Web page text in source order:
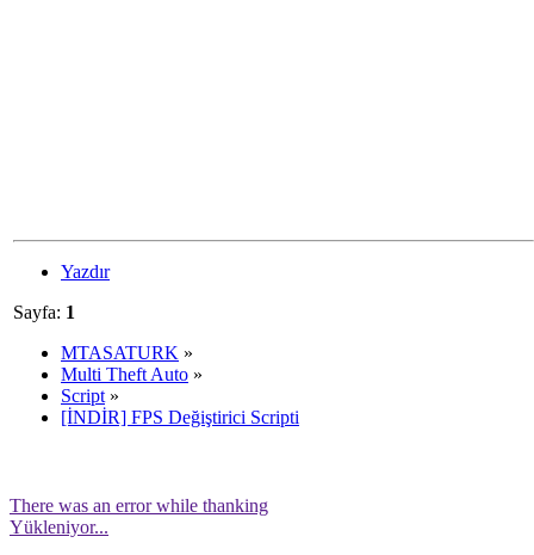
Yazdır
Sayfa: 1
MTASATURK »
Multi Theft Auto »
Script »
[İNDİR] FPS Değiştirici Scripti
There was an error while thanking
Yükleniyor...